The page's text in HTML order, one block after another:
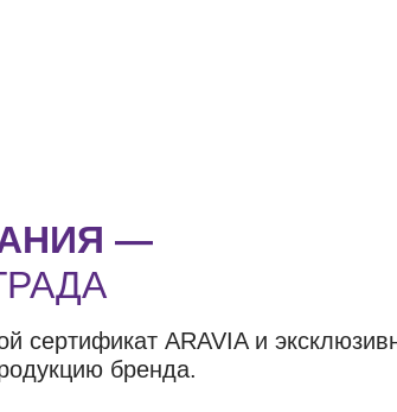
—
сертификат ARAVIA и
бренда.